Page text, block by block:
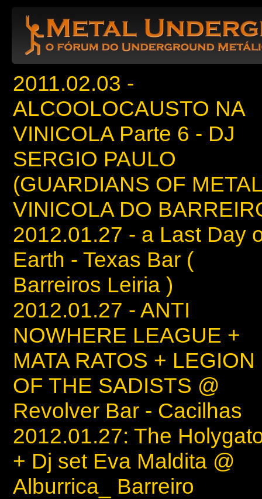
2011.02.03 -
ALCOOLOCAUSTO NA
VINICOLA Parte 6 - DJ
SERGIO PAULO
(GUARDIANS OF
VINICOLA DO
2012.01.27 - a Last Day
Earth - Texas Bar (
Barreiros Leiria )
2012.01.27 - ANTI
NOWHERE LEAGUE +
MATA RATOS + LEGION
OF THE SADISTS @
Revolver Bar - Cacilhas
2012.01.27: The
+ Dj set Eva Maldita @
Alburrica_ Barreiro